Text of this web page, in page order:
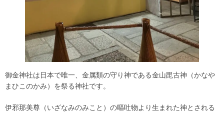
御金神社は日本で唯一、金属類の守り神である金山毘古神（かなや
まひこのかみ）を祭る神社です。
伊邪那美尊（いざなみのみこと）の嘔吐物より生まれた神とされる